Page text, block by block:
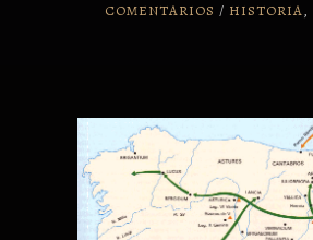
COMENTARIOS / HISTORIA,